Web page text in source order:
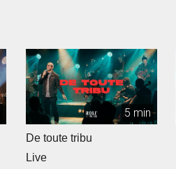
5 min
De toute tribu
Live